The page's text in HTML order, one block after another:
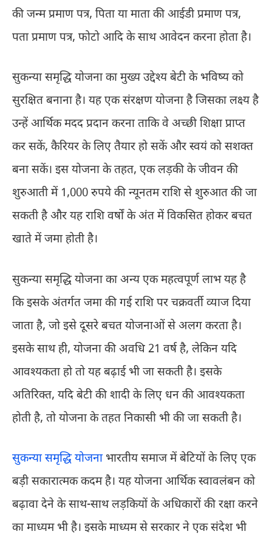
की जन्म प्रमाण पत्र, पिता या माता की आईडी प्रमाण पत्र,
पता प्रमाण पत्र, फोटो आदि के साथ आवेदन करना होता है।
सुकन्या समृद्धि योजना का मुख्य उद्देश्य बेटी के भविष्य को
सुरक्षित बनाना है। यह एक संरक्षण योजना है जिसका लक्ष्य है
उन्हें आर्थिक मदद प्रदान करना ताकि वे अच्छी शिक्षा प्राप्त
कर सकें, कैरियर के लिए तैयार हो सकें और स्वयं को सशक्त
बना सकें। इस योजना के तहत, एक लड़की के जीवन की
शुरुआती में 1,000 रुपये की न्यूनतम राशि से शुरुआत की जा
सकती है और यह राशि वर्षों के अंत में विकसित होकर बचत
खाते में जमा होती है।
सुकन्या समृद्धि योजना का अन्य एक महत्वपूर्ण लाभ यह है
कि इसके अंतर्गत जमा की गई राशि पर चक्रवर्ती व्याज दिया
जाता है, जो इसे दूसरे बचत योजनाओं से अलग करता है।
इसके साथ ही, योजना की अवधि 21 वर्ष है, लेकिन यदि
आवश्यकता हो तो यह बढ़ाई भी जा सकती है। इसके
अतिरिक्त, यदि बेटी की शादी के लिए धन की आवश्यकता
होती है, तो योजना के तहत निकासी भी की जा सकती है।
सुकन्या समृद्धि योजना भारतीय समाज में बेटियों के लिए एक
बड़ी सकारात्मक कदम है। यह योजना आर्थिक स्वावलंबन को
बढ़ावा देने के साथ-साथ लड़कियों के अधिकारों की रक्षा करने
का माध्यम भी है। इसके माध्यम से सरकार ने एक संदेश भी